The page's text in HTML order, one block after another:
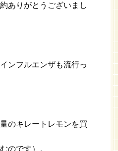
ありがとうございまし
ンフルエンザも流行っ
のキレートレモンを買
のです）。